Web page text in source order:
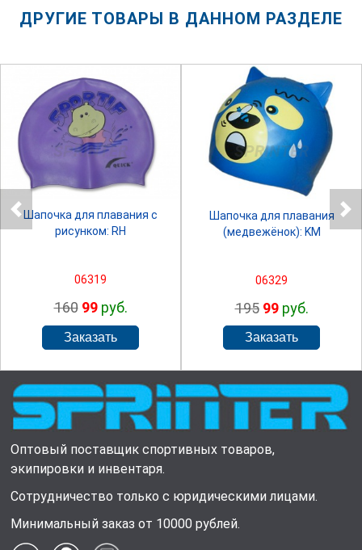
ДРУГИЕ ТОВАРЫ В ДАННОМ РАЗДЕЛЕ
SPRINTER
Шапочка для плавания с
рисунком: RH
06319
160 99руб.
SPRINTER
Шапочка для плавания
(медвежёнок): KM
06329
195 99руб.
Оптовый поставщик спортивных товаров,
экипировки и инвентаря.
Сотрудничество только с юридическими лицами.
Минимальный заказ от 10000 рублей.